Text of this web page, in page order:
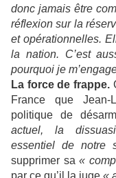
donc jamais être
réflexion sur la
et opérationnelles.
la nation. C’est
pourquoi je
La force de frappe.
France que Jean-
politique de
actuel, la
essentiel de notre
supprimer sa«
par ce qu’il la juge «